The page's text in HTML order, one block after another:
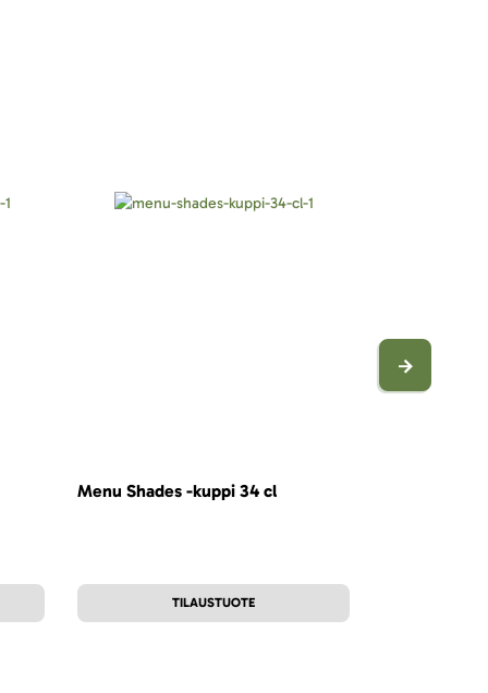
Menu Shades -kuppi 34 cl
TILAUSTUOTE